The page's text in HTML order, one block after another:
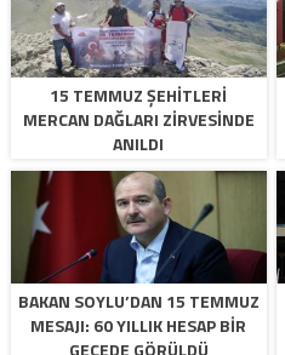
15 TEMMUZ ŞEHITLERI
MERCAN DAĞLARI ZIRVESINDE
ANILDI
BAKAN SOYLU’DAN 15 TEMMUZ
MESAJI: 60 YILLIK HESAP BIR
GECEDE GÖRÜLDÜ